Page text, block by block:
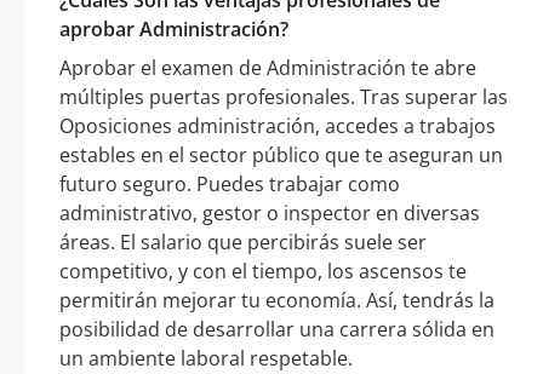
aprobar Administración?
Aprobar el examen de Administración te abre
múltiples puertas profesionales. Tras superar las
Oposiciones administración, accedes a trabajos
estables en el sector público que te aseguran un
futuro seguro. Puedes trabajar como
administrativo, gestor o inspector en diversas
áreas. El salario que percibirás suele ser
competitivo, y con el tiempo, los ascensos te
permitirán mejorar tu economía. Así, tendrás la
posibilidad de desarrollar una carrera sólida en
un ambiente laboral respetable.